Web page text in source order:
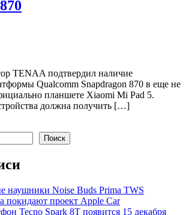
TENAA подтвердил наличие
Qualcomm Snapdragon 870 в еще не
планшете Xiaomi Mi Pad 5.
должна получить […]
Поиск
наушники Noise Buds Prima TWS
покидают проект Apple Car
Tecno Spark 8T появится 15 декабря